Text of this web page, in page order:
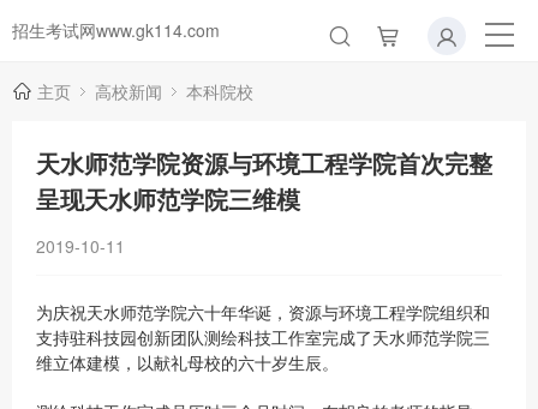
招生考试网www.gk114.com
主页 高校新闻 本科院校
天水师范学院资源与环境工程学院首次完整
呈现天水师范学院三维模
2019-10-11
为庆祝天水师范学院六十年华诞，资源与环境工程学院组织和
支持驻科技园创新团队测绘科技工作室完成了天水师范学院三
维立体建模，以献礼母校的六十岁生辰。